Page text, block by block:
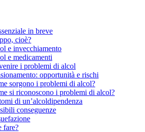
in breve
cioè?
e invecchiamento
e medicamenti
i problemi di alcol
opportunità e rischi
sorgono i problemi di alcol?
si riconoscono i problemi di alcol?
di un’alcoldipendenza
conseguenze
fare?